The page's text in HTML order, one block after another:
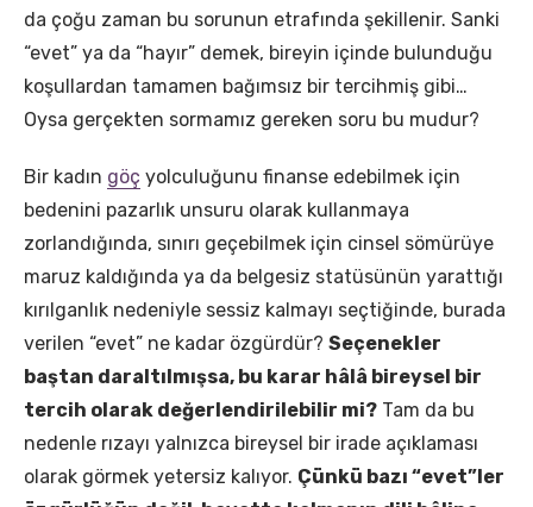
da çoğu zaman bu sorunun etrafında şekillenir. Sanki
“evet” ya da “hayır” demek, bireyin içinde bulunduğu
koşullardan tamamen bağımsız bir tercihmiş gibi…
Oysa gerçekten sormamız gereken soru bu mudur?
Bir kadın göç yolculuğunu finanse edebilmek için
bedenini pazarlık unsuru olarak kullanmaya
zorlandığında, sınırı geçebilmek için cinsel sömürüye
maruz kaldığında ya da belgesiz statüsünün yarattığı
kırılganlık nedeniyle sessiz kalmayı seçtiğinde, burada
verilen “evet” ne kadar özgürdür? Seçenekler
baştan daraltılmışsa, bu karar hâlâ bireysel bir
tercih olarak değerlendirilebilir mi? Tam da bu
nedenle rızayı yalnızca bireysel bir irade açıklaması
olarak görmek yetersiz kalıyor. Çünkü bazı “evet”ler